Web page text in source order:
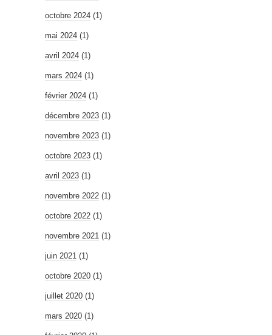
octobre 2024 (1)
mai 2024 (1)
avril 2024 (1)
mars 2024 (1)
février 2024 (1)
décembre 2023 (1)
novembre 2023 (1)
octobre 2023 (1)
avril 2023 (1)
novembre 2022 (1)
octobre 2022 (1)
novembre 2021 (1)
juin 2021 (1)
octobre 2020 (1)
juillet 2020 (1)
mars 2020 (1)